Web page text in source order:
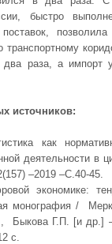
быстро
транспортному
раза, а импорт
источников:
как
деятельности в
–2019 –С.40-45.
экономике:
монография /
Быкова Г.П. [и др.]
с.